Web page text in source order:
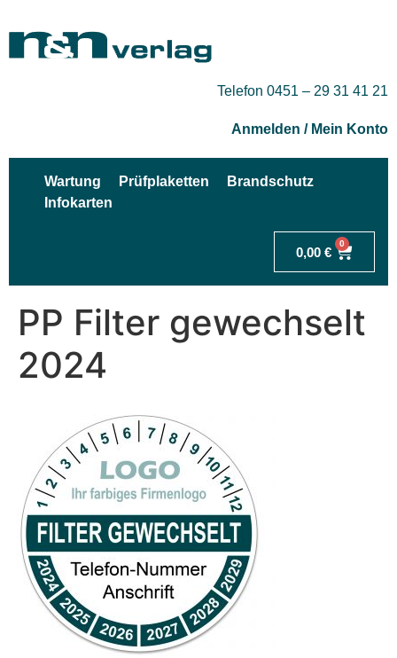
Telefon 0451 – 29 31 41 21
Anmelden / Mein Konto
Wartung Prüfplaketten
Brandschutz
Infokarten
0,00 €
0
PP Filter gewechselt
2024